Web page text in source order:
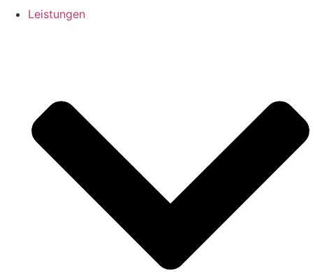
Leistungen